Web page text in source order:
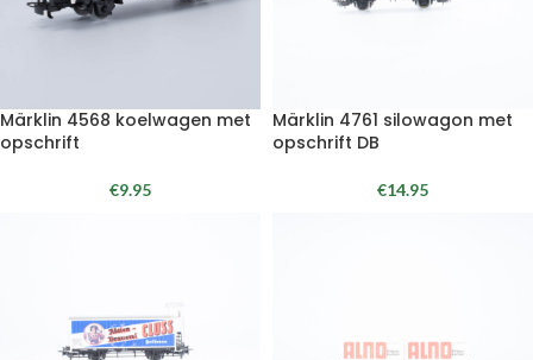
Märklin 4568 koelwagen met
opschrift
€9.95
Märklin 4761 silowagon met
opschrift DB
€14.95